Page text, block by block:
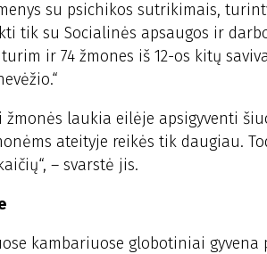
su psichikos sutrikimais,
tik su Socialinės apsaugos ir
ir 74 žmones iš 12-os kitų
laukia eilėje apsigyventi
ateityje reikės tik daugiau.
– svarstė jis.
kambariuose globotiniai gyvena